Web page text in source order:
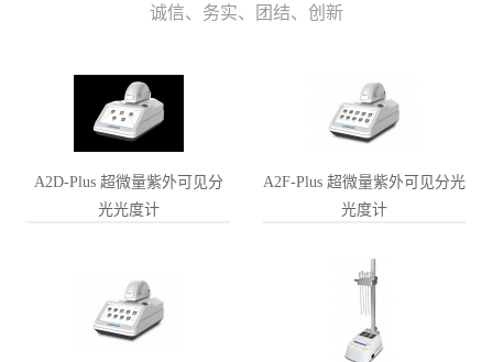
诚信、务实、团结、创新
A2D-Plus 超微量紫外可见分
光光度计
A2F-Plus 超微量紫外可见分光
光度计